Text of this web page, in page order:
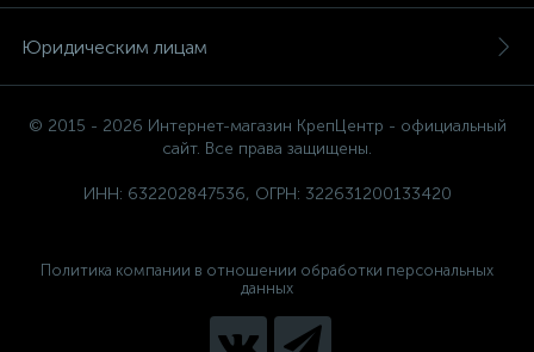
Юридическим лицам
© 2015 - 2026 Интернет-магазин КрепЦентр - официальный
сайт. Все права защищены.
ИНН: 632202847536, ОГРН: 322631200133420
Политика компании в отношении обработки персональных
данных